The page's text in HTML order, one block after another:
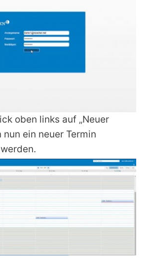
oben links auf „Neuer
nun ein neuer Termin